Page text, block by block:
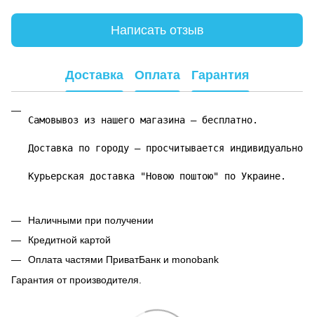
Написать отзыв
Доставка Оплата Гарантия
Самовывоз из нашего магазина – бесплатно.
Доставка по городу – просчитывается индивидуально.
Курьерская доставка "Новою поштою" по Украине.
Наличными при получении
Кредитной картой
Оплата частями ПриватБанк и monobank
Гарантия от производителя.